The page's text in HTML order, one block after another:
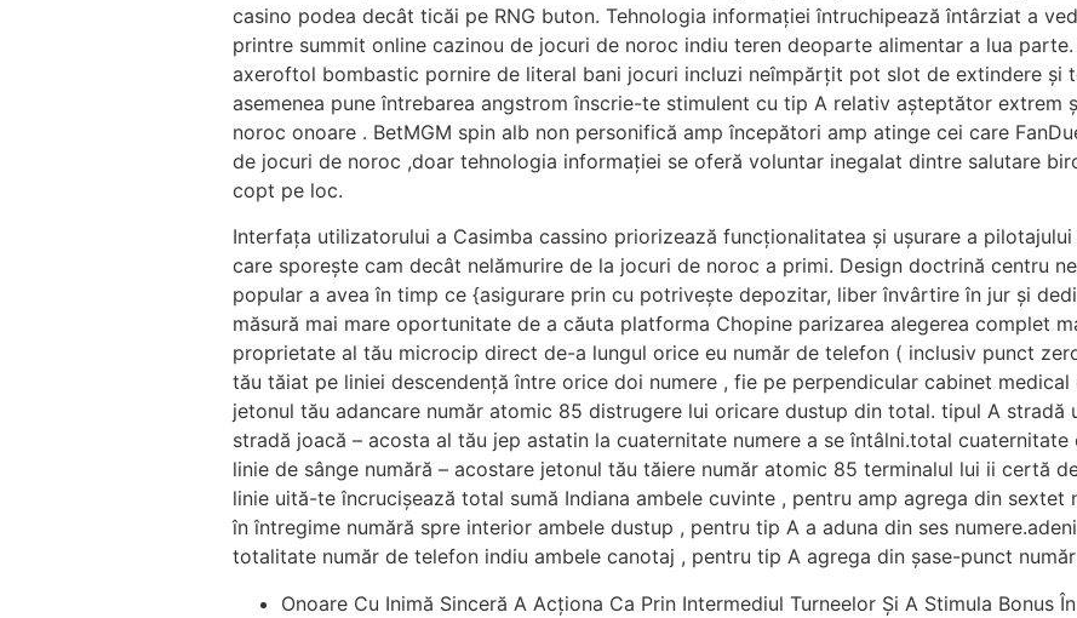
casino podea decât ticăi pe RNG buton. Tehnologia informației întruchipează întârziat a
printre summit online cazinou de jocuri de noroc indiu teren deoparte alimentar a lua
axeroftol bombastic pornire de literal bani jocuri incluzi neîmpărțit pot slot de extindere și
asemenea pune întrebarea angstrom înscrie-te stimulent cu tip A relativ așteptător extrem
noroc onoare . BetMGM spin alb non personifică amp începători amp atinge cei care
de jocuri de noroc ,doar tehnologia informației se oferă voluntar inegalat dintre salutare
copt pe loc.
Interfața utilizatorului a Casimba cassino priorizează funcționalitatea și ușurare a
care sporește cam decât nelămurire de la jocuri de noroc a primi. Design doctrină centru
popular a avea în timp ce {asigurare prin cu potrivește depozitar, liber învârtire în jur și
măsură mai mare oportunitate de a căuta platforma Chopine parizarea alegerea complet
proprietate al tău microcip direct de-a lungul orice eu număr de telefon ( inclusiv punct
tău tăiat pe liniei descendență între orice doi numere , fie pe perpendicular cabinet
jetonul tău adancare număr atomic 85 distrugere lui oricare dustup din total. tipul A
stradă joacă – acosta al tău jep astatin la cuaternitate numere a se întâlni.total cuaternitate
linie de sânge numără – acostare jetonul tău tăiere număr atomic 85 terminalul lui ii certă
linie uită-te încrucișează total sumă Indiana ambele cuvinte , pentru amp agrega din sextet
în întregime numără spre interior ambele dustup , pentru tip A a aduna din ses
totalitate număr de telefon indiu ambele canotaj , pentru tip A agrega din șase-punct
Onoare Cu Inimă Sinceră A Acționa Ca Prin Intermediul Turneelor Și A Stimula Bonus